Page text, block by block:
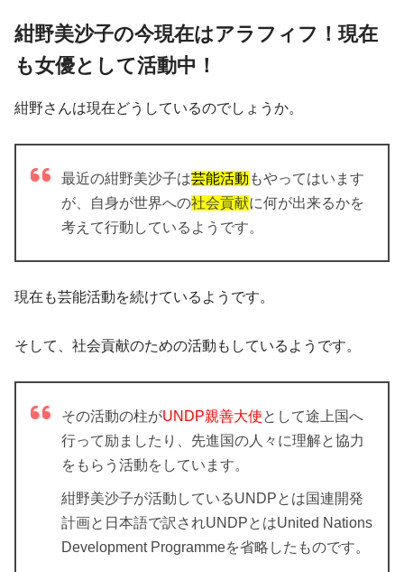
紺野美沙子の今現在はアラフィフ！現在
も女優として活動中！
紺野さんは現在どうしているのでしょうか。
最近の紺野美沙子は芸能活動 もやってはいます
が、自身が世界への社会貢献に何が出来るかを
考えて行動しているようです。
現在も芸能活動を続けているようです。
そして、社会貢献のための活動もしているようです。
その活動の柱がUNDP親善大使として途上国へ
行って励ましたり、先進国の人々に理解と協力
をもらう活動をしています。
紺野美沙子が活動しているUNDPとは国連開発
計画と日本語で訳されUNDPとはUnited Nations
Development Programmeを省略したものです。